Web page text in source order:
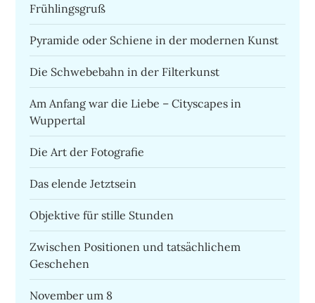
Frühlingsgruß
Pyramide oder Schiene in der modernen Kunst
Die Schwebebahn in der Filterkunst
Am Anfang war die Liebe – Cityscapes in
Wuppertal
Die Art der Fotografie
Das elende Jetztsein
Objektive für stille Stunden
Zwischen Positionen und tatsächlichem
Geschehen
November um 8